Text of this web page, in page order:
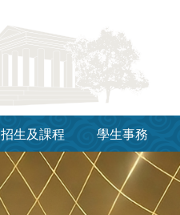
招生及課程 學生事務